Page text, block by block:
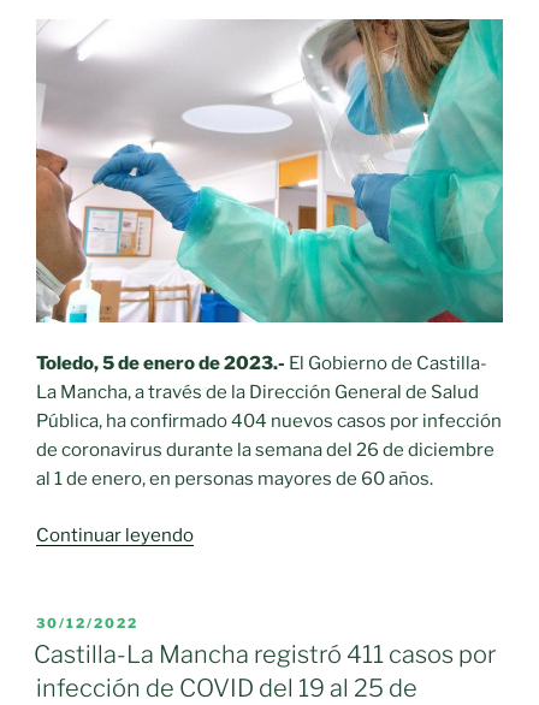
población
60
años
vacunarse
con
la
segunda
dosis
refuerzo
contra
el
COVID»
Toledo, 5 de enero de 2023.- El Gobierno de Castilla-
La Mancha, a través de la Dirección General de Salud
Pública, ha confirmado 404 nuevos casos por infección
de coronavirus durante la semana del 26 de diciembre
al 1 de enero, en personas mayores de 60 años.
Continuar leyendo«Castilla-
404
casos
PUBLICADO
EL
30/12/2022
Castilla-La Mancha registró 411 casos por
infección de COVID del 19 al 25 de